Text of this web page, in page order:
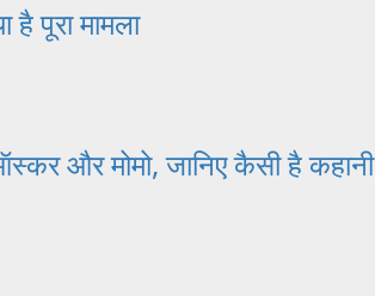
पूरा मामला
और मोमो, जानिए कैसी है कहानी